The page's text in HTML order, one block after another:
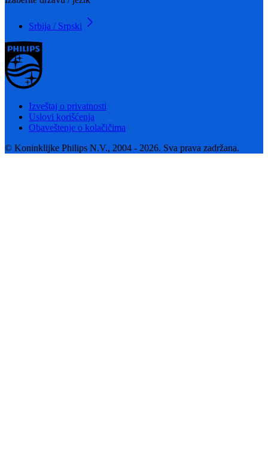
Srbija / Srpski
Izveštaj o privatnosti
Uslovi korišćenja
Obaveštenje o kolačičima
© Koninklijke Philips N.V., 2004 - 2026. Sva prava zadržana.